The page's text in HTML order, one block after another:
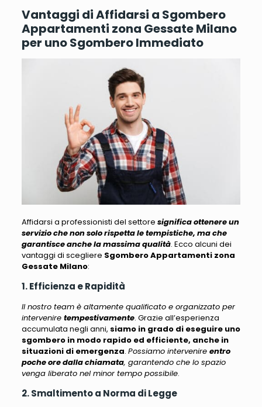
Vantaggi di Affidarsi a Sgombero
Appartamenti zona Gessate Milano
per uno Sgombero Immediato
Affidarsi a professionisti del settore significa ottenere un
servizio che non solo rispetta le tempistiche, ma che
garantisce anche la massima qualità. Ecco alcuni dei
vantaggi di scegliere Sgombero Appartamenti zona
Gessate Milano:
1. Efficienza e Rapidità
Il nostro team è altamente qualificato e organizzato per
intervenire tempestivamente. Grazie all’esperienza
accumulata negli anni, siamo in grado di eseguire uno
sgombero in modo rapido ed efficiente, anche in
situazioni di emergenza. Possiamo intervenire entro
poche ore dalla chiamata, garantendo che lo spazio
venga liberato nel minor tempo possibile.
2. Smaltimento a Norma di Legge